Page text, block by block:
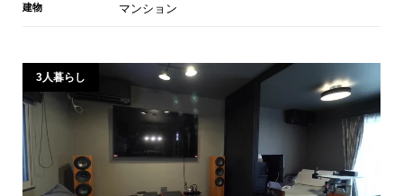
建物 マンション
3人暮らし